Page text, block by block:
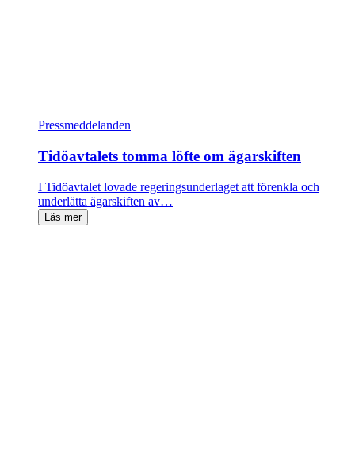
Pressmeddelanden
Tidöavtalets tomma löfte om ägarskiften
I Tidöavtalet lovade regeringsunderlaget att förenkla och
underlätta ägarskiften av…
Läs mer